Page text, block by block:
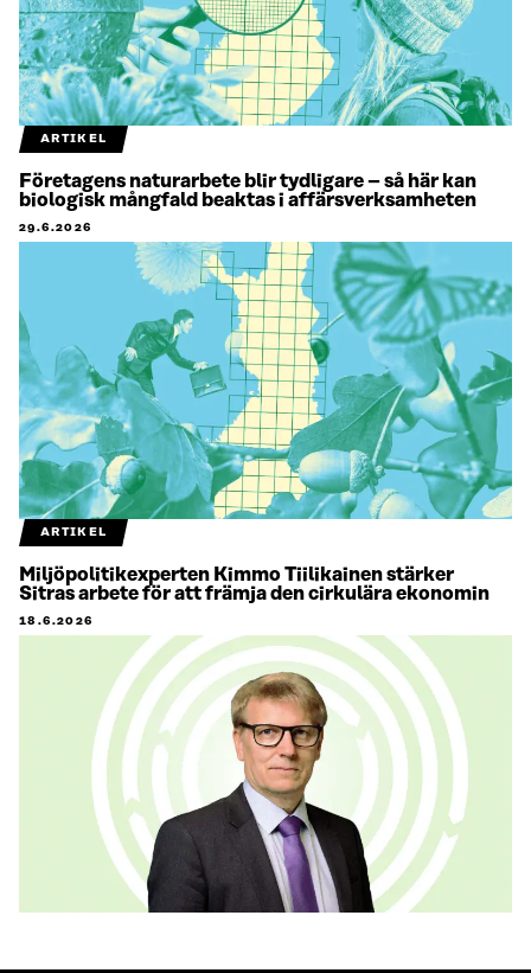
ARTIKEL
Företagens naturarbete blir tydligare – så här kan
biologisk mångfald beaktas i affärsverksamheten
29.6.2026
ARTIKEL
Miljöpolitikexperten Kimmo Tiilikainen stärker
Sitras arbete för att främja den cirkulära ekonomin
18.6.2026